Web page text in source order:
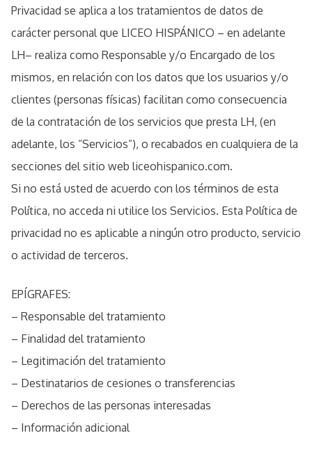
Privacidad se aplica a los tratamientos de datos de
carácter personal que LICEO HISPÁNICO – en adelante
LH– realiza como Responsable y/o Encargado de los
mismos, en relación con los datos que los usuarios y/o
clientes (personas físicas) facilitan como consecuencia
de la contratación de los servicios que presta LH, (en
adelante, los “Servicios”), o recabados en cualquiera de la
secciones del sitio web liceohispanico.com.
Si no está usted de acuerdo con los términos de esta
Política, no acceda ni utilice los Servicios. Esta Política de
privacidad no es aplicable a ningún otro producto, servicio
o actividad de terceros.
EPÍGRAFES:
– Responsable del tratamiento
– Finalidad del tratamiento
– Legitimación del tratamiento
– Destinatarios de cesiones o transferencias
– Derechos de las personas interesadas
– Información adicional